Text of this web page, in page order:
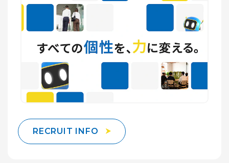
RECRUIT INFO